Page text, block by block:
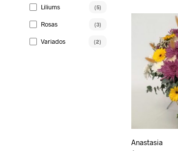
Liliums (5)
Rosas (3)
Variados (2)
Anastasia